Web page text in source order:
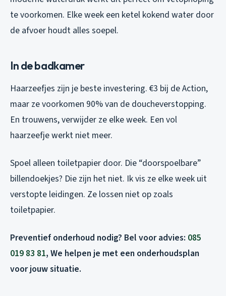
te voorkomen. Elke week een ketel kokend water door
de afvoer houdt alles soepel.
In de badkamer
Haarzeefjes zijn je beste investering. €3 bij de Action,
maar ze voorkomen 90% van de doucheverstopping.
En trouwens, verwijder ze elke week. Een vol
haarzeefje werkt niet meer.
Spoel alleen toiletpapier door. Die “doorspoelbare”
billendoekjes? Die zijn het niet. Ik vis ze elke week uit
verstopte leidingen. Ze lossen niet op zoals
toiletpapier.
Preventief onderhoud nodig? Bel voor advies: 085
019 83 81, We helpen je met een onderhoudsplan
voor jouw situatie.